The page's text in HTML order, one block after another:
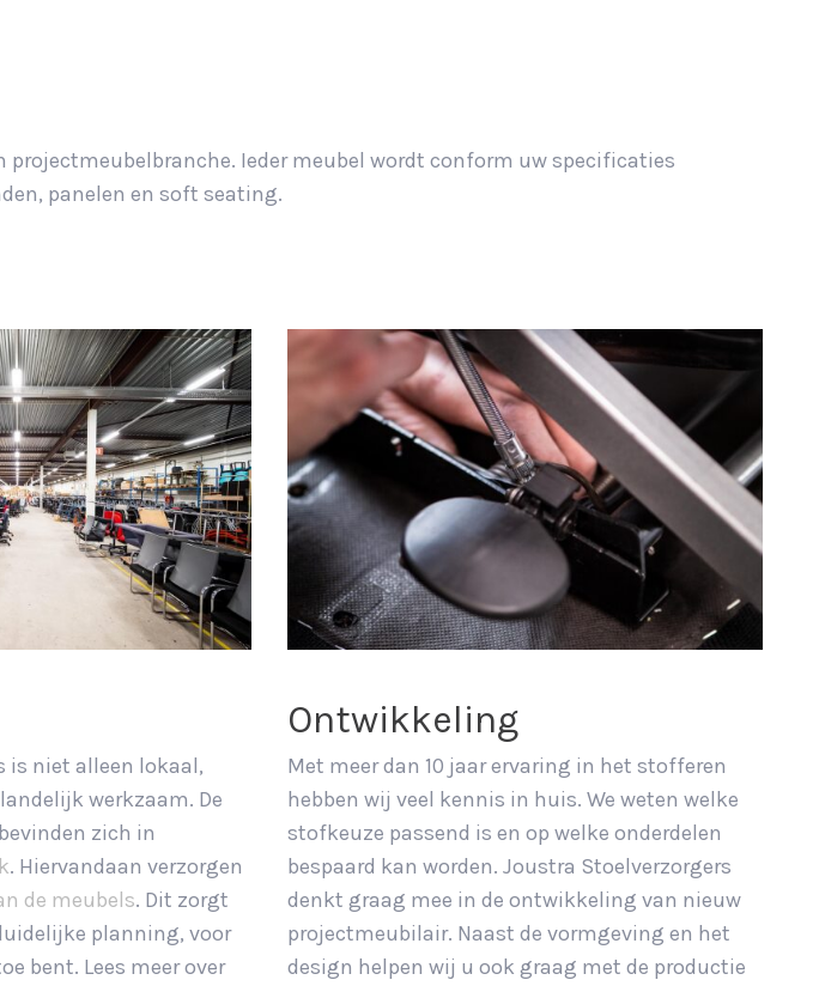
Ieder meubel wordt conform uw specificaties
panelen en soft seating.
is niet alleen lokaal,
werkzaam. De
zich in
. Hiervandaan verzorgen
de meubels. Dit zorgt
planning, voor
bent. Lees meer over
Ontwikkeling
Met meer dan 10 jaar ervaring in het stofferen
hebben wij veel kennis in huis. We weten welke
stofkeuze passend is en op welke onderdelen
bespaard kan worden. Joustra Stoelverzorgers
denkt graag mee in de ontwikkeling van nieuw
projectmeubilair. Naast de vormgeving en het
design helpen wij u ook graag met de productie